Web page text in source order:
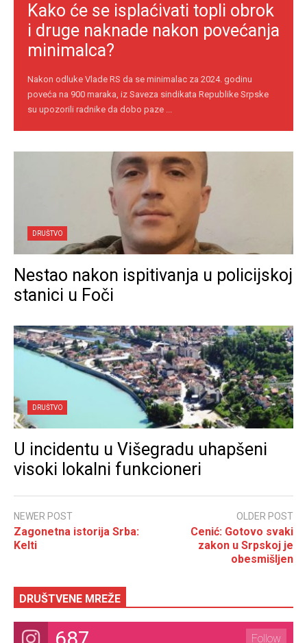
Kako će se isplaćivati topli obrok
i druge naknade nakon povećanja
minimalca?
Nakon odluke Vlade RS da se minimalac za 2024. godinu
poveća na 900 maraka, iz Saveza sindikata Republike Srpske
su upozorili radnike da dobo paze ...
DRUŠTVO
Nestao nakon ispitivanja u policijskoj
stanici u Foči
DRUŠTVO
U incidentu u Višegradu uhapšeni
visoki lokalni funkcioneri
NEWER POST
Zagonetna istorija Srba:
Kelti
OLDER POST
Cenić: Gotovo svaki
zakon u Srpskoj je
obesmišljen
DRUŠTVENE MREŽE
Follow